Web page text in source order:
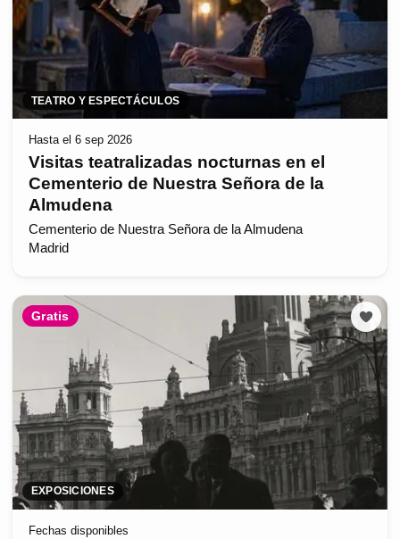
TEATRO Y ESPECTÁCULOS
Hasta el 6 sep 2026
Visitas teatralizadas nocturnas en el
Cementerio de Nuestra Señora de la
Almudena
Cementerio de Nuestra Señora de la Almudena
Madrid
Gratis
EXPOSICIONES
Fechas disponibles